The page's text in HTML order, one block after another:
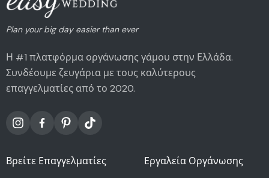
Plan your big day easier than ever
Η #1 πλατφόρμα οργάνωσης γάμου στην Ελλάδα.
Συνδέουμε ζευγάρια με τους καλύτερους
επαγγελματίες από το 2020.
Βρείτε Επαγγελματίες Εργαλεία Οργάνωσης